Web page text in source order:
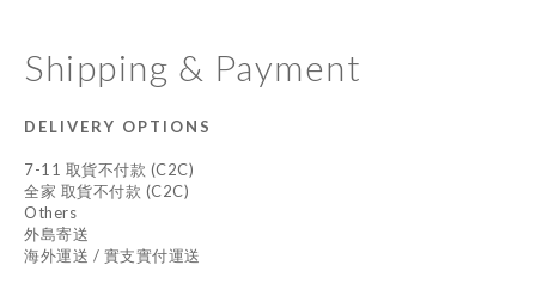
Shipping & Payment
DELIVERY OPTIONS
7-11 取貨不付款 (C2C)
全家 取貨不付款 (C2C)
Others
外島寄送
海外運送 / 實支實付運送